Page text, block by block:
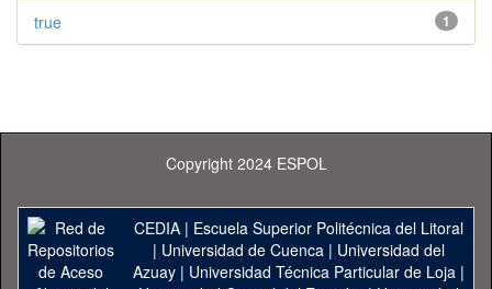
1
true
Copyright 2024 ESPOL
CEDIA| Escuela Superior Politécnica del Litoral
| Universidad de Cuenca| Universidad del
Azuay| Universidad Técnica Particular de Loja|